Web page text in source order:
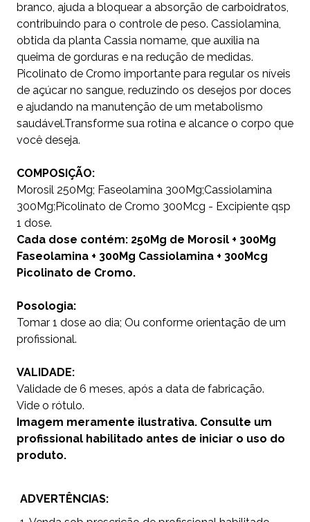
branco, ajuda a bloquear a absorção de carboidratos,
contribuindo para o controle de peso. Cassiolamina,
obtida da planta Cassia nomame, que auxilia na
queima de gorduras e na redução de medidas.
Picolinato de Cromo importante para regular os níveis
de açúcar no sangue, reduzindo os desejos por doces
e ajudando na manutenção de um metabolismo
saudável.Transforme sua rotina e alcance o corpo que
você deseja.
COMPOSIÇÃO:
Morosil 250Mg; Faseolamina 300Mg;Cassiolamina
300Mg;Picolinato de Cromo 300Mcg - Excipiente qsp
1 dose.
Cada dose contém: 250Mg de Morosil + 300Mg
Faseolamina + 300Mg Cassiolamina + 300Mcg
Picolinato de Cromo.
Posologia:
Tomar 1 dose ao dia; Ou conforme orientação de um
profissional.
VALIDADE:
Validade de 6 meses, após a data de fabricação.
Vide o rótulo.
Imagem meramente ilustrativa. Consulte um
profissional habilitado antes de iniciar o uso do
produto.
ADVERTÊNCIAS: